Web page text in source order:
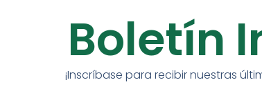
Boletín
¡Inscríbase para recibir nuestras